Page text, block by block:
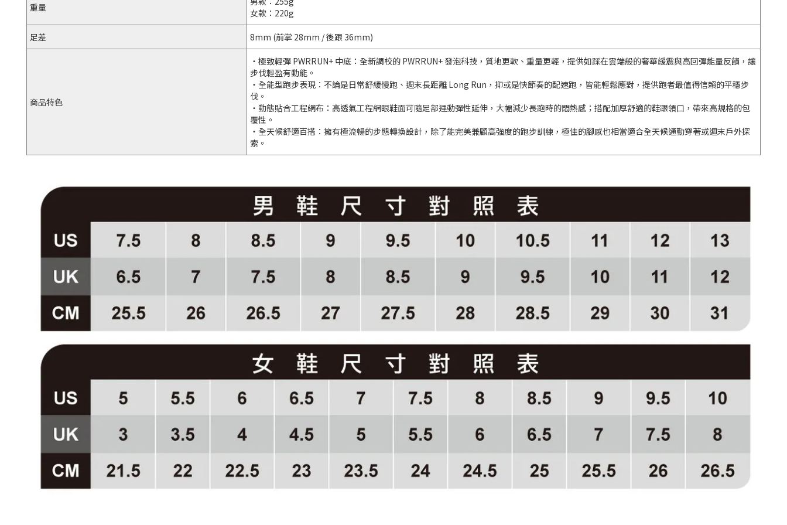
重量
女款：220g
足差 8mm (前掌 28mm / 後跟 36mm)
商品特色
・極致輕彈 PWRRUN+ 中底：全新調校的 PWRRUN+ 發泡科技，質地更軟、重量更輕，提供如踩在雲端般的奢華緩震與高回彈能量反饋，讓
步伐輕盈有動能。
・全能型跑步表現：不論是日常舒緩慢跑、週末長距離 Long Run，抑或是快節奏的配速跑，皆能輕鬆應對，提供跑者最值得信賴的平穩步
伐。
・動態貼合工程網布：高透氣工程網眼鞋面可隨足部運動彈性延伸，大幅減少長跑時的悶熱感；搭配加厚舒適的鞋跟領口，帶來高規格的包
覆性。
・全天候舒適百搭：擁有極流暢的步態轉換設計，除了能完美兼顧高強度的跑步訓練，極佳的腳感也相當適合全天候通勤穿著或週末戶外探
索。